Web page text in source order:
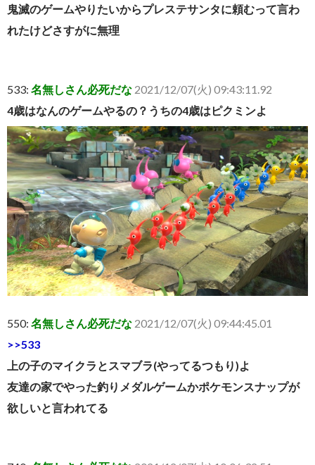
鬼滅のゲームやりたいからプレステサンタに頼むって言わ
れたけどさすがに無理
533: 名無しさん必死だな 2021/12/07(火) 09:43:11.92
4歳はなんのゲームやるの？うちの4歳はピクミンよ
550: 名無しさん必死だな 2021/12/07(火) 09:44:45.01
>>533
上の子のマイクラとスマブラ(やってるつもり)よ
友達の家でやった釣りメダルゲームかポケモンスナップが
欲しいと言われてる